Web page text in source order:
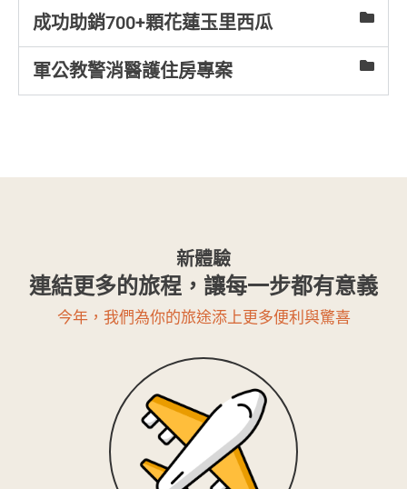
成功助銷700+顆花蓮玉里西瓜
軍公教警消醫護住房專案
新體驗
連結更多的旅程，讓每一步都有意義
今年，我們為你的旅途添上更多便利與驚喜